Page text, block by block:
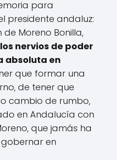
para
presidente andaluz:
Moreno Bonilla,
nervios de poder
absoluta en
que formar una
de tener que
cambio de rumbo,
en Andalucía con
que jamás ha
en